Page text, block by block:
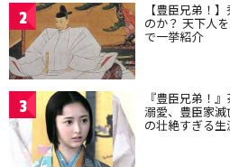
2 【豊臣兄弟！
のか？ 天下人
で一挙紹介
3 『豊臣兄弟！
溺愛、豊臣家
の壮絶すぎる生